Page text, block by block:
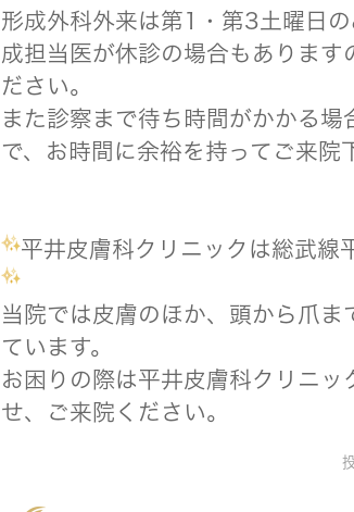
形成外科外来は第1・第3土曜日
成担当医が休診の場合もあります
ださい。
また診察まで待ち時間がかかる場
で、お時間に余裕を持ってご来院
平井皮膚科クリニックは総武線
当院では皮膚のほか、頭から爪ま
ています。
お困りの際は平井皮膚科クリニッ
せ、ご来院ください。